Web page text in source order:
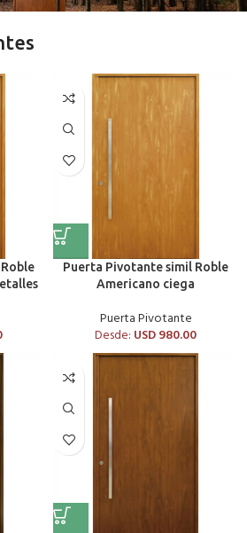
Puerta Pivotante simil Roble
Americano ciega
Puerta Pivotante
Desde: USD980.00